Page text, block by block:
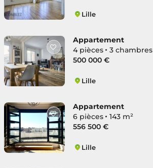
Lille
Appartement
4 pièces
3 chambres
500 000 €
Lille
Appartement
6 pièces
143 m²
556 500 €
Lille